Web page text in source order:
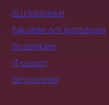
SLU-biblioteket
Fakulteter och institutioner
Studentkårer
IT-support
Servicecenter